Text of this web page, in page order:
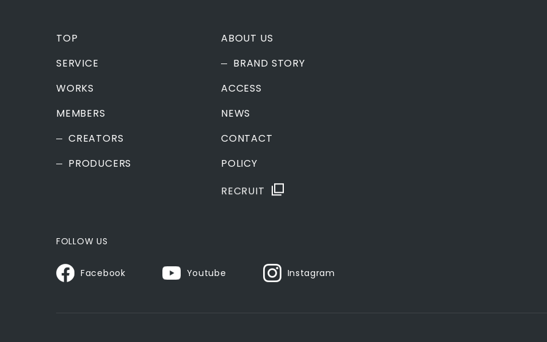
TOP
SERVICE
WORKS
MEMBERS
CREATORS
PRODUCERS
ABOUT US
BRAND STORY
ACCESS
NEWS
CONTACT
POLICY
RECRUIT
FOLLOW US
Facebook Youtube Instagram